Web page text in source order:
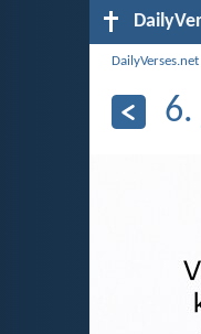
DailyVerses.net